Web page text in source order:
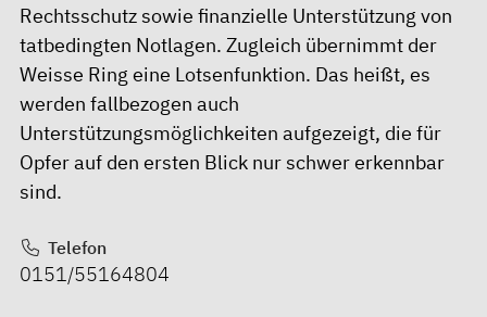
Rechtsschutz sowie finanzielle Unterstützung von
tatbedingten Notlagen. Zugleich übernimmt der
Weisse Ring eine Lotsenfunktion. Das heißt, es
werden fallbezogen auch
Unterstützungsmöglichkeiten aufgezeigt, die für
Opfer auf den ersten Blick nur schwer erkennbar
sind.
Telefon
0151/55164804